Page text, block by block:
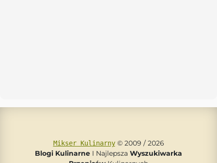
Mikser Kulinarny© 2009 / 2026
Blogi Kulinarne I Najlepsza Wyszukiwarka